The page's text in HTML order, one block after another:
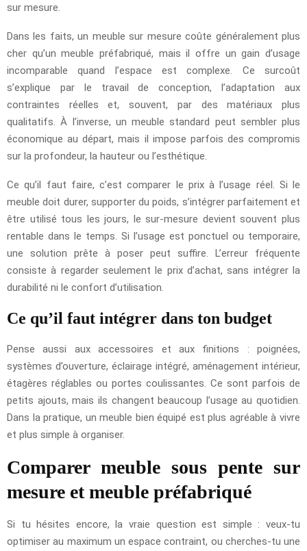
sur mesure.
Dans les faits, un meuble sur mesure coûte généralement plus
cher qu’un meuble préfabriqué, mais il offre un gain d’usage
incomparable quand l’espace est complexe. Ce surcoût
s’explique par le travail de conception, l’adaptation aux
contraintes réelles et, souvent, par des matériaux plus
qualitatifs. À l’inverse, un meuble standard peut sembler plus
économique au départ, mais il impose parfois des compromis
sur la profondeur, la hauteur ou l’esthétique.
Ce qu’il faut faire, c’est comparer le prix à l’usage réel. Si le
meuble doit durer, supporter du poids, s’intégrer parfaitement et
être utilisé tous les jours, le sur-mesure devient souvent plus
rentable dans le temps. Si l’usage est ponctuel ou temporaire,
une solution prête à poser peut suffire. L’erreur fréquente
consiste à regarder seulement le prix d’achat, sans intégrer la
durabilité ni le confort d’utilisation.
Ce qu’il faut intégrer dans ton budget
Pense aussi aux accessoires et aux finitions : poignées,
systèmes d’ouverture, éclairage intégré, aménagement intérieur,
étagères réglables ou portes coulissantes. Ce sont parfois de
petits ajouts, mais ils changent beaucoup l’usage au quotidien.
Dans la pratique, un meuble bien équipé est plus agréable à vivre
et plus simple à organiser.
Comparer meuble sous pente sur
mesure et meuble préfabriqué
Si tu hésites encore, la vraie question est simple : veux-tu
optimiser au maximum un espace contraint, ou cherches-tu une